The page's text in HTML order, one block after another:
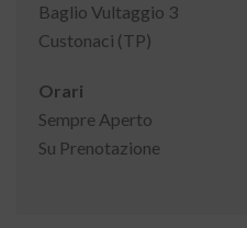
Baglio Vultaggio 3
Custonaci (TP)
Orari
Sempre Aperto
Su Prenotazione